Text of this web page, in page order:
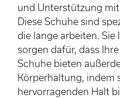
und Unterstützung
Diese Schuhe sind
die lange arbeiten.
sorgen dafür, dass
Schuhe bieten
Körperhaltung, indem
hervorragenden Halt